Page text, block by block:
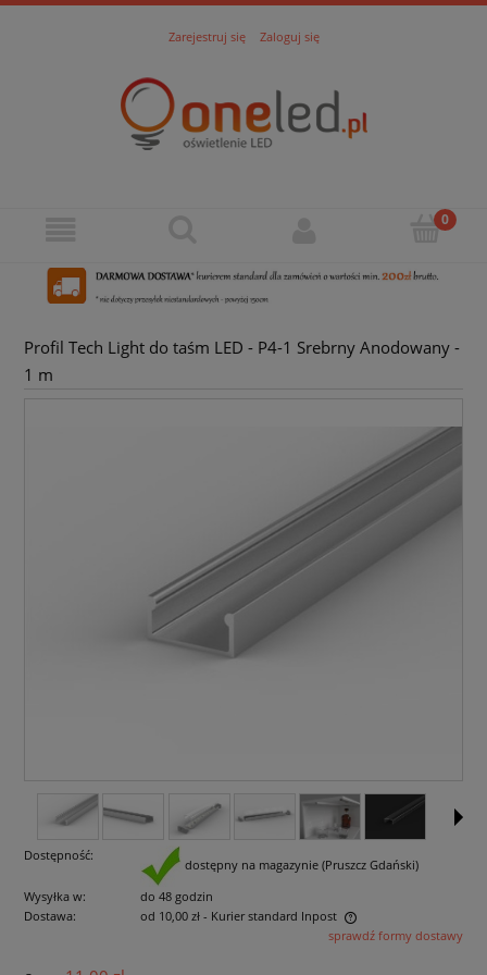
Zarejestruj się Zaloguj się
Profil Tech Light do taśm LED - P4-1 Srebrny Anodowany -
1 m
Dostępność:
dostępny na magazynie (Pruszcz Gdański)
Wysyłka w:
do 48 godzin
Dostawa:
od 10,00 zł - Kurier standard Inpost
Cena nie zawiera ewentualnych kosztów płatnościsprawdź formy dostawy